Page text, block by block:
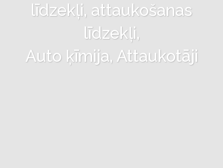
līdzekļi, attaukošanas
līdzekļi,
Auto ķīmija, Attaukotāji